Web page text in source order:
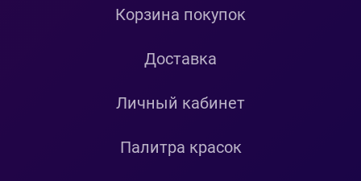
Корзина покупок
Доставка
Личный кабинет
Палитра красок